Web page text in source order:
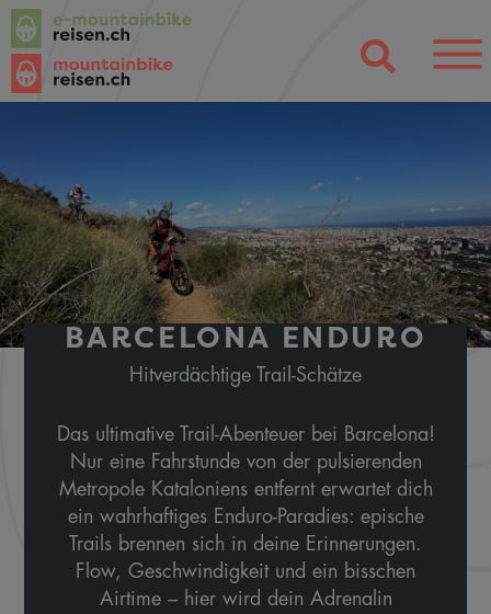
BARCELONA ENDURO
Hitverdächtige Trail-Schätze
Das ultimative Trail-Abenteuer bei Barcelona!
Nur eine Fahrstunde von der pulsierenden
Metropole Kataloniens entfernt erwartet dich
ein wahrhaftiges Enduro-Paradies: epische
Trails brennen sich in deine Erinnerungen.
Flow, Geschwindigkeit und ein bisschen
Airtime – hier wird dein Adrenalin